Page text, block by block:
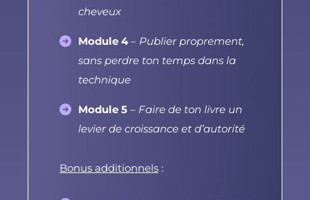
cheveux
Module 4– Publier proprement,
sans perdre ton temps dans la
technique
Module 5 – Faire de ton livre un
levier de croissance et d’autorité
Bonus additionnels :